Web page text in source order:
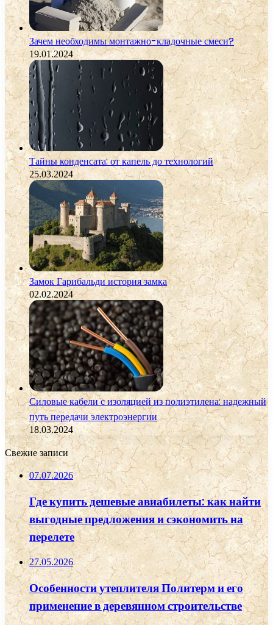
Зачем необходимы монтажно-кладочные смеси?
19.01.2024
Тайны конденсата: от капель до технологий
25.03.2024
Замок Гарибальди история замка
02.02.2024
Силовые кабели с изоляцией из полиэтилена: надежный
путь передачи электроэнергии
18.03.2024
Свежие записи
07.07.2026
Где купить дешевые авиабилеты: как найти
выгодные предложения и сэкономить на
перелете
27.05.2026
Особенности утеплителя Политерм и его
применение в деревянном строительстве